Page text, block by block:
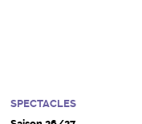
SPECTACLES